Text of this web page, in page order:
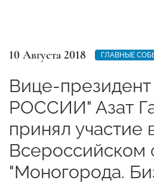
10 Августа 2018 ГЛАВНЫЕ
Вице-
РОССИИ" Азат
принял участие
Всероссийском
"Моногорода.